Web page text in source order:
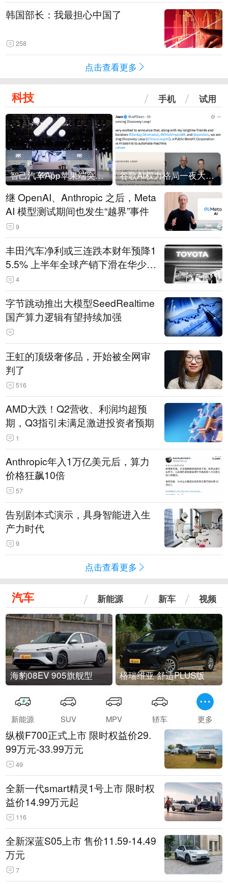
韩国部长：我最担心中国了
258
点击查看更多
科技 手机 试用
智己汽车App苹果端突然“下架” 谷歌AI权力格局一夜大洗牌
继 OpenAI、Anthropic 之后，Meta
AI 模型测试期间也发生“越界”事件
9
丰田汽车净利或三连跌本财年预降1
5.5% 上半年全球产销下滑在华少卖
14.3万辆
4
字节跳动推出大模型SeedRealtime
国产算力逻辑有望持续加强
王虹的顶级奢侈品，开始被全网审
判了
516
AMD大跌！Q2营收、利润均超预
期，Q3指引未满足激进投资者预期
1
Anthropic年入1万亿美元后，算力
价格狂飙10倍
57
告别剧本式演示，具身智能进入生
产力时代
9
点击查看更多
汽车 新能源 新车 视频
海豹08EV 905旗舰型 格瑞维亚 舒适PLUS版
新能源 SUV MPV 轿车 更多
纵横F700正式上市 限时权益价29.
99万元-33.99万元
49
全新一代smart精灵1号上市 限时权
益价14.99万元起
116
全新深蓝S05上市 售价11.59-14.49
万元
7